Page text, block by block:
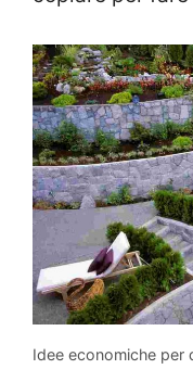
Idee economiche per